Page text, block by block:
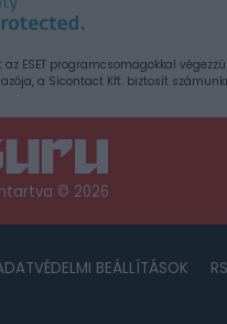
ESET programcsomagokkal
a Sicontact Kft. biztosít
© 2026
BEÁLLÍTÁSOK